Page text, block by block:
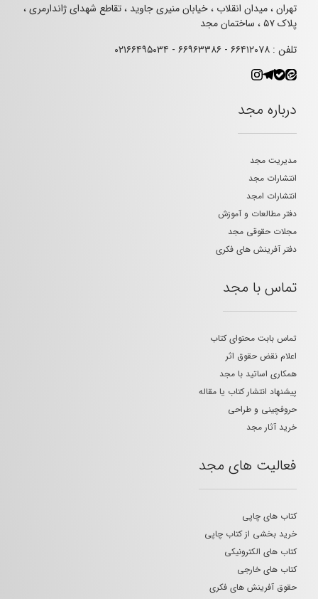
تهران ، میدان انقلاب ، خیابان منیری جاوید ، تقاطع شهدای ژاندارمری ،
پلاک ۵۷ ، ساختمان مجد
تلفن : ۶۶۴۱۲۰۷۸ - ۶۶۹۶۳۳۸۶ - ۰۲۱۶۶۴۹۵۰۳۴
درباره مجد
مدیریت مجد
انتشارات مجد
انتشارات امجد
دفتر مطالعات و آموزش
مجلات حقوقی مجد
دفتر آفرینش های فکری
تماس با مجد
تماس بابت محتوای کتاب
اعلام نقض حقوق اثر
همکاری اساتید با مجد
پیشنهاد انتشار کتاب یا مقاله
حروفچینی و طراحی
خرید آثار مجد
فعالیت های مجد
کتاب های چاپی
خرید بخشی از کتاب چاپی
کتاب های الکترونیکی
کتاب های خارجی
حقوق آفرینش های فکری